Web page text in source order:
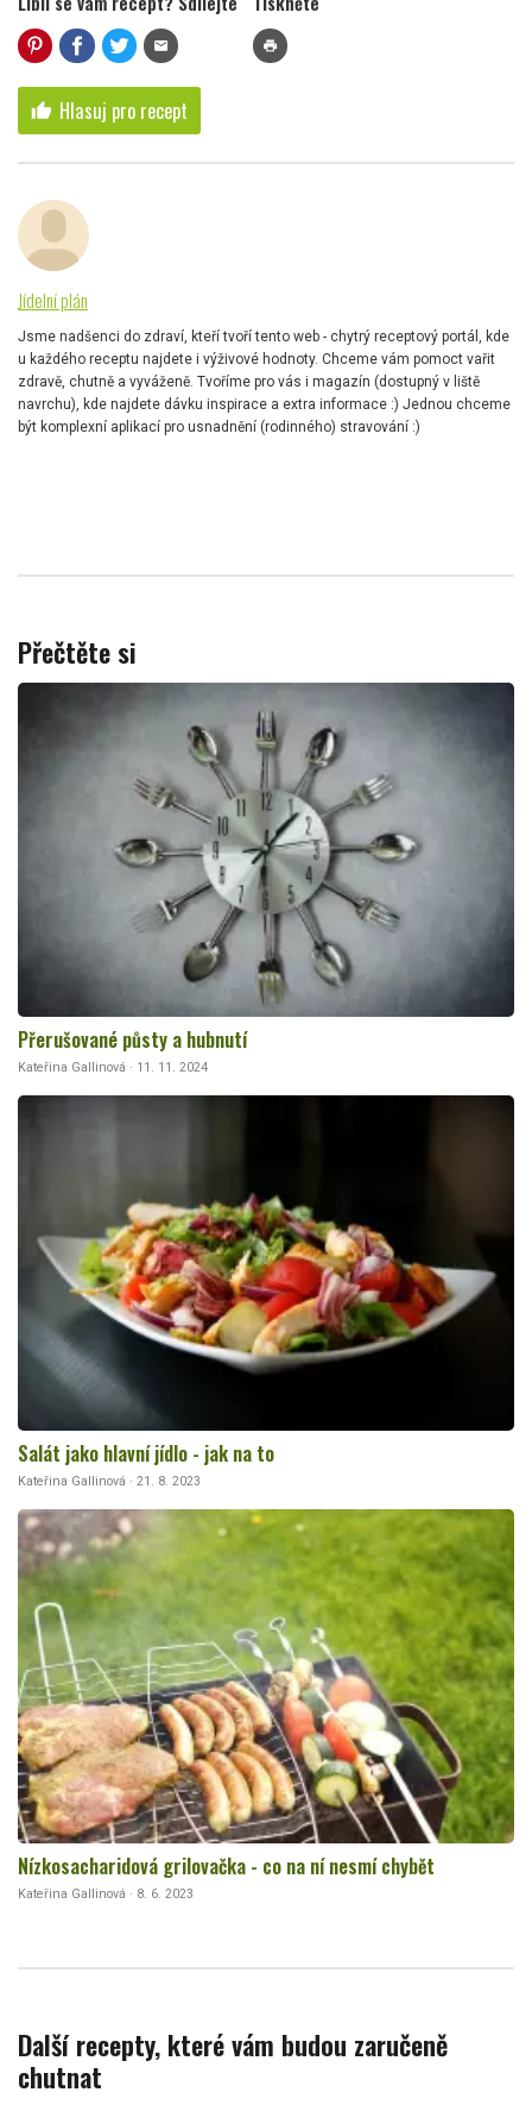
mail print
thumb_up Hlasuj pro recept
Jídelní plán
Jsme nadšenci do zdraví, kteří tvoří tento web - chytrý receptový portál, kde
u každého receptu najdete i výživové hodnoty. Chceme vám pomoct vařit
zdravě, chutně a vyváženě. Tvoříme pro vás i magazín (dostupný v liště
navrchu), kde najdete dávku inspirace a extra informace :) Jednou chceme
být komplexní aplikací pro usnadnění (rodinného) stravování :)
Přečtěte si
Přerušované půsty a hubnutí
Kateřina Gallinová · 11. 11. 2024
Salát jako hlavní jídlo - jak na to
Kateřina Gallinová · 21. 8. 2023
Nízkosacharidová grilovačka - co na ní nesmí chybět
Kateřina Gallinová · 8. 6. 2023
Další recepty, které vám budou zaručeně
chutnat